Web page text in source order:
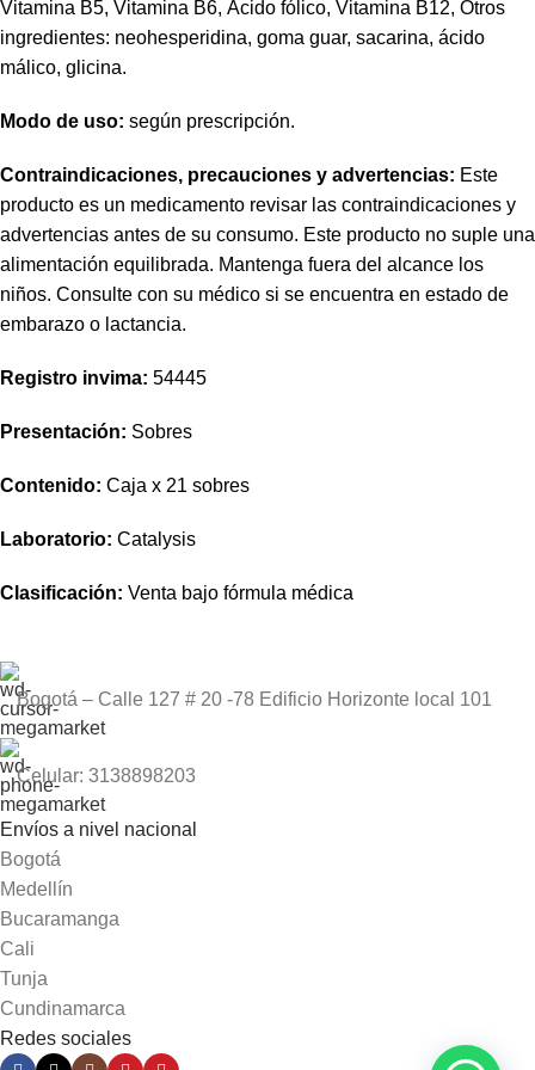
Vitamina B5, Vitamina B6, Ácido fólico, Vitamina B12, Otros
ingredientes: neohesperidina, goma guar, sacarina, ácido
málico, glicina.
Modo de uso: según prescripción.
Contraindicaciones, precauciones y advertencias: Este
producto es un medicamento revisar las contraindicaciones y
advertencias antes de su consumo. Este producto no suple una
alimentación equilibrada. Mantenga fuera del alcance los
niños. Consulte con su médico si se encuentra en estado de
embarazo o lactancia.
Registro invima: 54445
Presentación: Sobres
Contenido: Caja x 21 sobres
Laboratorio: Catalysis
Clasificación: Venta bajo fórmula médica
Bogotá – Calle 127 # 20 -78 Edificio Horizonte local 101
Celular: 3138898203
Envíos a nivel nacional
Bogotá
Medellín
Bucaramanga
Cali
Tunja
Cundinamarca
Redes sociales